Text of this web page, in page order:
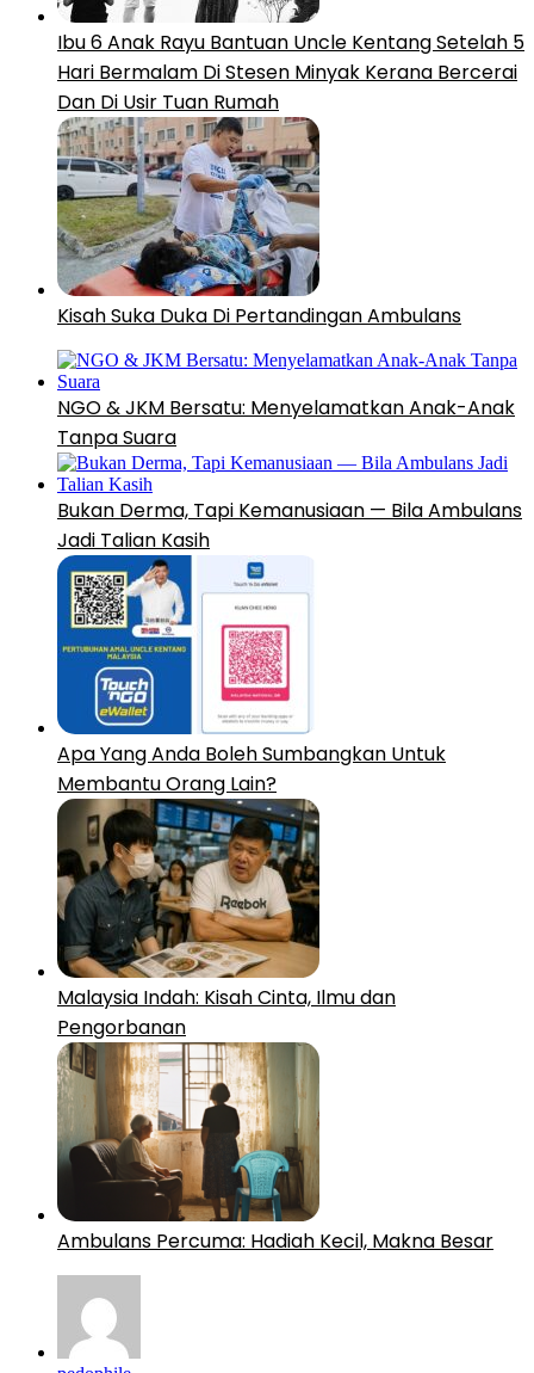
Ibu 6 Anak Rayu Bantuan Uncle Kentang Setelah 5
Hari Bermalam Di Stesen Minyak Kerana Bercerai
Dan Di Usir Tuan Rumah
Kisah Suka Duka Di Pertandingan Ambulans
NGO & JKM Bersatu: Menyelamatkan Anak-Anak
Tanpa Suara
Bukan Derma, Tapi Kemanusiaan — Bila Ambulans
Jadi Talian Kasih
Apa Yang Anda Boleh Sumbangkan Untuk
Membantu Orang Lain?
Malaysia Indah: Kisah Cinta, Ilmu dan
Pengorbanan
Ambulans Percuma: Hadiah Kecil, Makna Besar